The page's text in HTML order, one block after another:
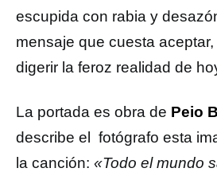
escupida con rabia y
mensaje que cuesta
digerir la feroz realidad de
La portada es obra de Peio
describe el fotógrafo esta
la canción: «Todo el mundo